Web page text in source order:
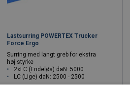
Lastsurring POWERTEX Trucker
Force Ergo
Surring med langt greb for ekstra
høj styrke
2xLC (Endeløs) daN: 5000
LC (Lige) daN: 2500 - 2500